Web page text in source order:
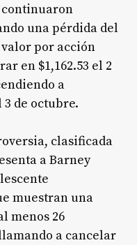
continuaron
una pérdida del
valor por acción
en $1,162.53 el 2
a
3 de octubre.
clasificada
a Barney
muestran una
menos 26
a cancelar